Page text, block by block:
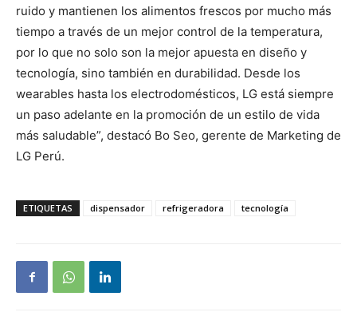
ruido y mantienen los alimentos frescos por mucho más
tiempo a través de un mejor control de la temperatura,
por lo que no solo son la mejor apuesta en diseño y
tecnología, sino también en durabilidad. Desde los
wearables hasta los electrodomésticos, LG está siempre
un paso adelante en la promoción de un estilo de vida
más saludable”, destacó Bo Seo, gerente de Marketing de
LG Perú.
ETIQUETAS dispensador refrigeradora tecnología